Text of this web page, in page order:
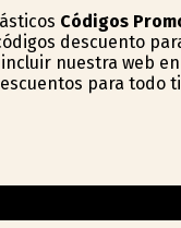
Códigos
descuento
nuestra web
para todo